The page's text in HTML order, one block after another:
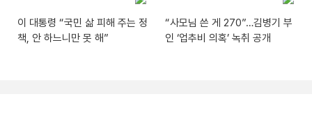
이 대통령 “국민 삶 피해 주는 정
책, 안 하느니만 못 해”
“사모님 쓴 게 270”…김병기 부
인 ‘업추비 의혹’ 녹취 공개